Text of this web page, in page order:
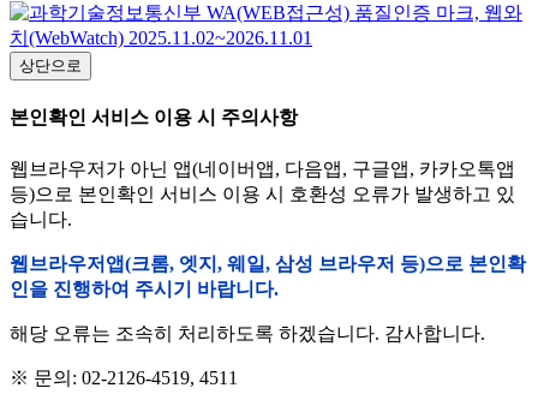
상단으로
본인확인 서비스 이용 시 주의사항
웹브라우저가 아닌 앱(네이버앱, 다음앱, 구글앱, 카카오톡앱
등)으로 본인확인 서비스 이용 시 호환성 오류가 발생하고 있
습니다.
웹브라우저앱(크롬, 엣지, 웨일, 삼성 브라우저 등)으로 본인확
인을 진행하여 주시기 바랍니다.
해당 오류는 조속히 처리하도록 하겠습니다. 감사합니다.
※ 문의: 02-2126-4519, 4511